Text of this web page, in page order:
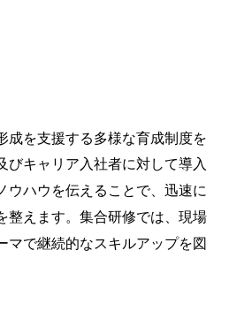
成を支援する多様な育成制度を
びキャリア入社者に対して導入
ウハウを伝えることで、迅速に
整えます。集合研修では、現場
マで継続的なスキルアップを図